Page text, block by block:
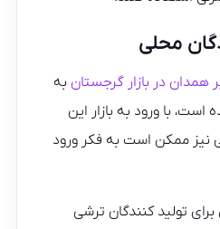
محلی
همدان در بازار گرجستان به
با ورود به بازار این
نیز ممکن است به فکر ورود
تولید کنندگان ترشی